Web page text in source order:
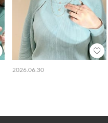
2026.06.30